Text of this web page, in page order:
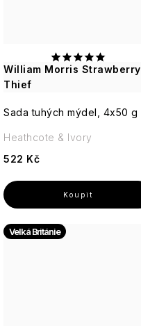
William Morris Strawberry
Thief
Sada tuhých mýdel, 4x50 g
522 Kč
Heathcote & Ivory
Velká Británie